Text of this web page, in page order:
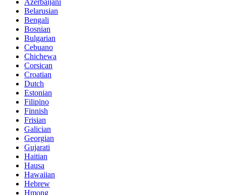
Azerbaijani
Belarusian
Bengali
Bosnian
Bulgarian
Cebuano
Chichewa
Corsican
Croatian
Dutch
Estonian
Filipino
Finnish
Frisian
Galician
Georgian
Gujarati
Haitian
Hausa
Hawaiian
Hebrew
Hmong